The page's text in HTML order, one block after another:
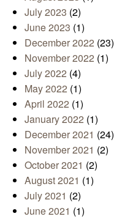
July 2023 (2)
June 2023 (1)
December 2022 (23)
November 2022 (1)
July 2022 (4)
May 2022 (1)
April 2022 (1)
January 2022 (1)
December 2021 (24)
November 2021 (2)
October 2021 (2)
August 2021 (1)
July 2021 (2)
June 2021 (1)